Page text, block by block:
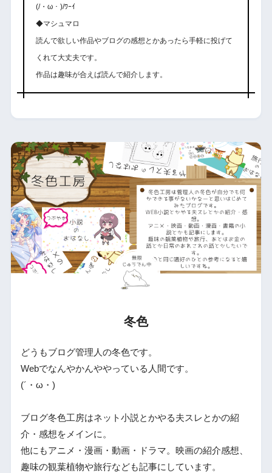
(/・ω・)/ﾜｰｲ
◆マシュマロ
読んで欲しい作品やブログの感想とかあったら手軽に投げて
くれて大丈夫です。
作品は趣味が合えば読んで紹介します。
冬色
どうもブログ管理人の冬色です。
Webでなんやかんややっている人間です。
(´・ω・)
ブログ冬色工房はネット小説とかやる夫スレとかの紹
介・感想をメインに。
他にもアニメ・漫画・動画・ドラマ。映画の紹介感想、
趣味の観葉植物や旅行なども記事にしています。